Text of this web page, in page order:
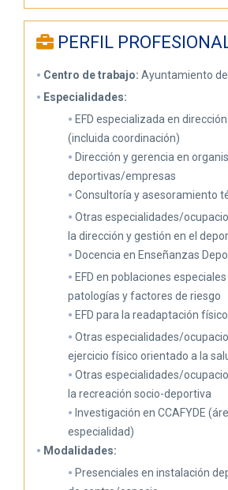
PERFIL
Centro de trabajo: Ayuntamiento
Especialidades:
EFD especializada en
(incluida coordinación)
Dirección y gerencia en
deportivas/empresas
Consultoría y asesoramiento
Otras especialidades/
la dirección y gestión en el
Docencia en Enseñanzas
EFD en poblaciones
patologías y factores de riesgo
EFD para la readaptación
Otras especialidades/
ejercicio físico orientado a la
Otras especialidades/
la recreación socio-deportiva
Investigación en CCAFYDE
especialidad)
Modalidades:
Presenciales en instalación